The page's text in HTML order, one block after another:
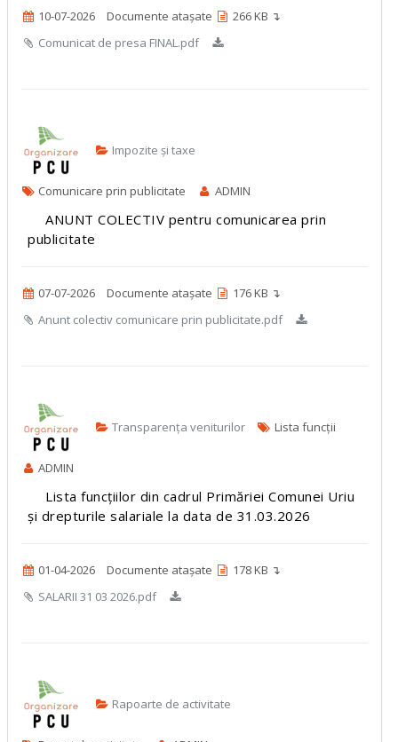
10-07-2026 Documente atașate
266 KB ↴
Comunicat de presa FINAL.pdf
Impozite și taxe
Comunicare prin publicitate ADMIN
ANUNT COLECTIV pentru comunicarea prin
publicitate
07-07-2026 Documente atașate
176 KB ↴
Anunt colectiv comunicare prin publicitate.pdf
Transparența veniturilor Lista funcții
ADMIN
Lista funcțiilor din cadrul Primăriei Comunei Uriu
și drepturile salariale la data de 31.03.2026
01-04-2026 Documente atașate
178 KB ↴
SALARII 31 03 2026.pdf
Rapoarte de activitate